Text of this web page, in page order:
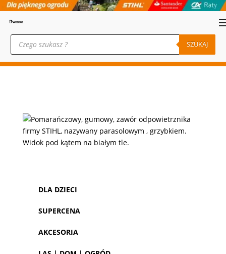
Wyszukiwarka
produktów SZUKAJ
DLA DZIECI
SUPERCENA
AKCESORIA